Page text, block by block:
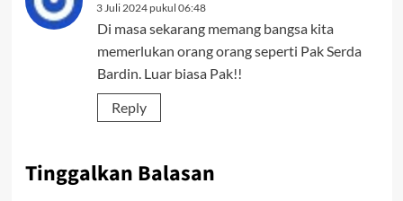
3 Juli 2024 pukul 06:48
Di masa sekarang memang bangsa kita
memerlukan orang orang seperti Pak Serda
Bardin. Luar biasa Pak!!
Reply
Tinggalkan Balasan